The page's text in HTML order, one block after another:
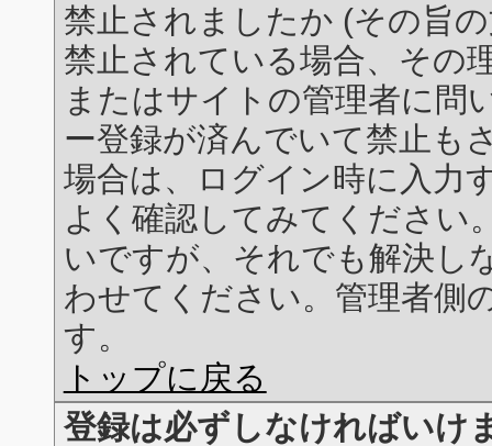
禁止されましたか (その旨
禁止されている場合、その
またはサイトの管理者に問
ー登録が済んでいて禁止も
場合は、ログイン時に入力
よく確認してみてください
いですが、それでも解決し
わせてください。管理者側
す。
トップに戻る
登録は必ずしなければいけ